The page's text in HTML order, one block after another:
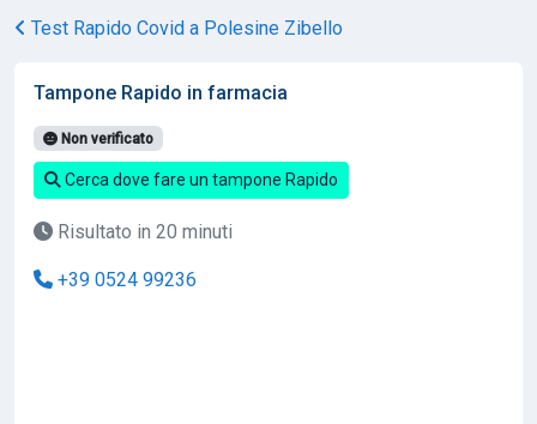
Test Rapido Covid a Polesine Zibello
Tampone Rapido in farmacia
Non verificato
Cerca dove fare un tampone Rapido
Risultato in 20 minuti
+39 0524 99236